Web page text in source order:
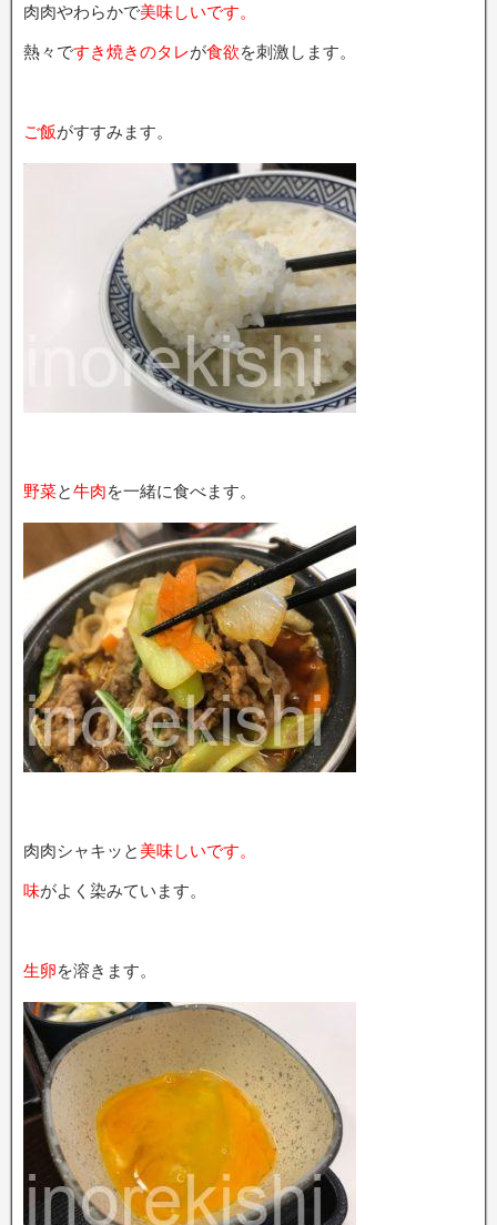
肉肉やわらかで美味しいです。
熱々ですき焼きのタレが食欲を刺激します。
ご飯がすすみます。
野菜と牛肉を一緒に食べます。
肉肉シャキッと 美味しいです。
味がよく染みています。
生卵を溶きます。